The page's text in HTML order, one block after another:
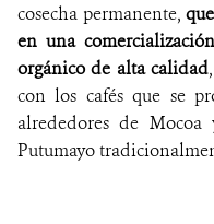
cosecha permanente,
en una
orgánico de alta calidad
con los cafés que se
alrededores de
Putumayo